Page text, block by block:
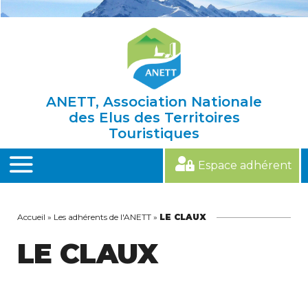
ANETT, Association Nationale
des Elus des Territoires
Touristiques
MENU
Espace adhérent
Accueil » Les adhérents de l'ANETT » LE CLAUX
LE CLAUX